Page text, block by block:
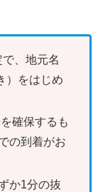
で、地元名
）をはじめ
確保するも
の到着がお
か1分の抜